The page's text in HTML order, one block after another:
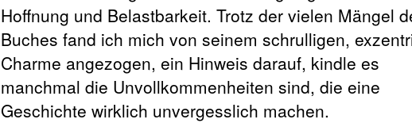
Hoffnung und Belastbarkeit. Trotz der vielen Mängel
Buches fand ich mich von seinem schrulligen,
Charme angezogen, ein Hinweis darauf, kindle es
manchmal die Unvollkommenheiten sind, die eine
Geschichte wirklich unvergesslich machen.